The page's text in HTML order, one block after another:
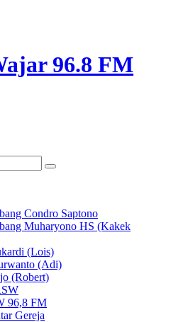
96.8 FM
Condro Saptono
Muharyono HS (Kakek
(Lois)
(Adi)
(Robert)
96,8 FM
Gereja